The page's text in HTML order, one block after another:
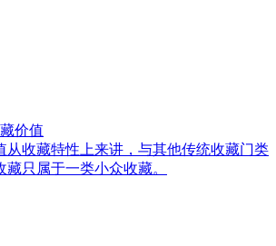
价值
从收藏特性上来讲，与其他传统收藏门类
只属于一类小众收藏。